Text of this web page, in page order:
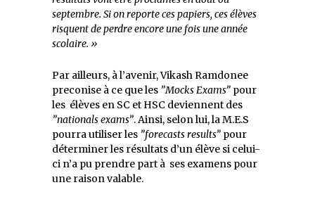
septembre. Si on reporte ces papiers, ces élèves
risquent de perdre encore une fois une année
scolaire. »
Par ailleurs, à l’avenir, Vikash Ramdonee
preconise à ce que les ”Mocks Exams” pour
les élèves en SC et HSC deviennent des
”nationalsexams”. Ainsi, selon lui, la M.E.S
pourra utiliser les ”forecasts results” pour
déterminer les résultats d’un élève si celui-
ci n’a pu prendre part à ses examens pour
une raison valable.